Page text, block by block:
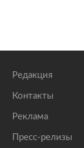
Редакция
Контакты
Реклама
Пресс-релизы